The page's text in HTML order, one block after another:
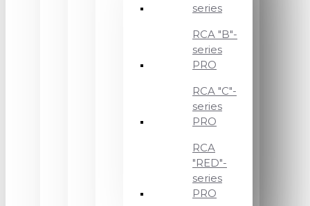
series
RCA "B"-
series
PRO
RCA "C"-
series
PRO
RCA
"RED"-
series
PRO